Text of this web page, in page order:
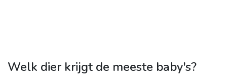
Welk dier krijgt de meeste baby's?